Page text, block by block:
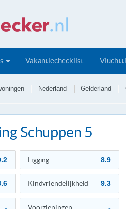
Vakantiechecklist
Nederland Gelderland
Schuppen 5
Ligging 8.9
Kindvriendelijkheid 9.3
- Voorzieningen -